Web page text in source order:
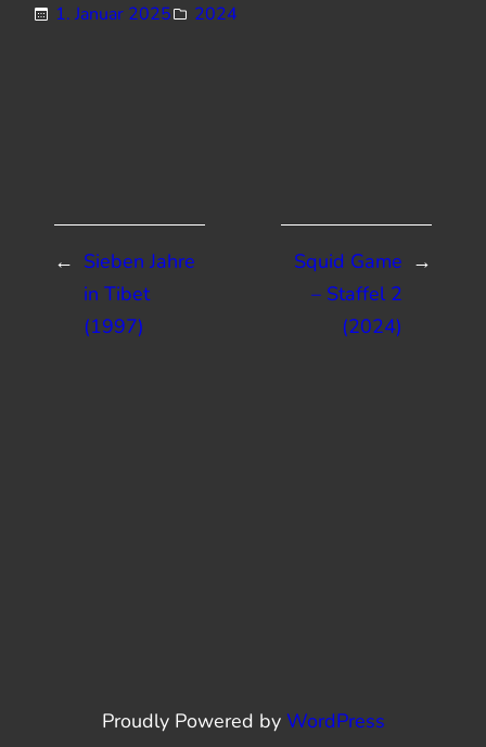
1. Januar 2025 2024
← Sieben Jahre
in Tibet
(1997)
→
Squid Game
– Staffel 2
(2024)
Proudly Powered by WordPress